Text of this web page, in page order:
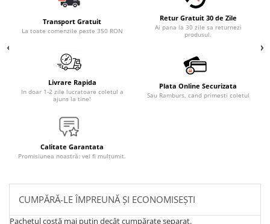
Transport Gratuit
La toate comenzile peste 350 RON
Retur Gratuit 30 de Zile
Ai pana la 30 zile sa returnezi
produsul.
Livrare Rapida
In doar 1-2 zile lucratoare coletul a
ajuns la tine!
Plata Online Securizata
Sau Ramburs, cand primesti coletul
Calitate Garantata
Promisiunea noastră: vei fi mulțumit.
CUMPĂRĂ-LE ÎMPREUNĂ ȘI ECONOMISEȘTI
Pachetul costă mai puțin decât cumpărate separat.